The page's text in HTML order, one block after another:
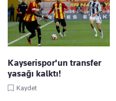
Kayserispor'un transfer
yasağı kalktı!
Kaydet